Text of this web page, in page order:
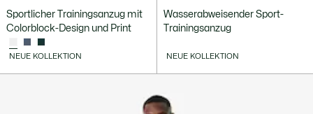
Sportlicher Trainingsanzug mit
Colorblock-Design und Print
NEUE KOLLEKTION
Wasserabweisender Sport-
Trainingsanzug
NEUE KOLLEKTION